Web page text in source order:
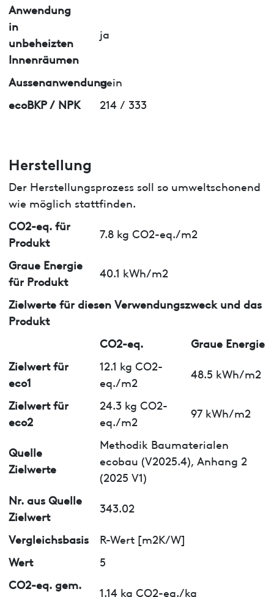
Anwendung
in
unbeheizten
Innenräumen
ja
Aussenanwendungnein
ecoBKP / NPK
214 / 333
Herstellung
Der Herstellungsprozess soll so umweltschonend
wie möglich stattfinden.
CO2-eq. für
Produkt
7.8 kg CO2-eq./m2
Graue Energie
für Produkt
40.1 kWh/m2
Zielwerte für diesen Verwendungszweck und das
Produkt
CO2-eq.
Graue Energie
Zielwert für
eco1
12.1 kg CO2-
eq./m2
48.5 kWh/m2
Zielwert für
eco2
24.3 kg CO2-
eq./m2
97 kWh/m2
Quelle
Zielwerte
Methodik Baumaterialen
ecobau (V2025.4), Anhang 2
(2025 V1)
Nr. aus Quelle
Zielwert
343.02
Vergleichsbasis
R-Wert [m2K/W]
Wert
5
CO2-eq. gem.
1.14 kg CO2-eq./kg